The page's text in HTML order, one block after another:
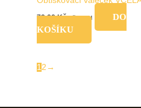
79,00Kč vč. DPH
DO
KOŠÍKU
12 →